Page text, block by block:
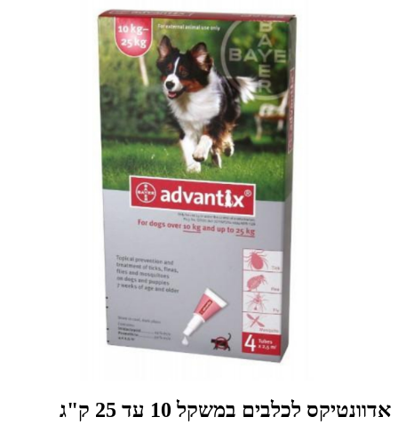
אדוונטיקס לכלבים במשקל 10 עד 25 ק"ג